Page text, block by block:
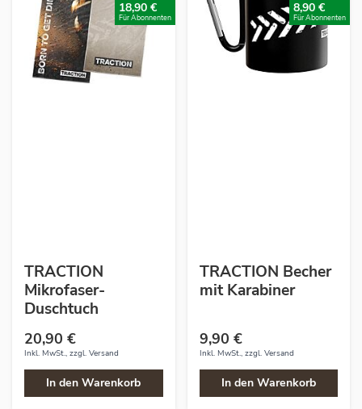
18,90 €
Für Abonnenten
TRACTION
Mikrofaser-
Duschtuch
20,90 €
Inkl. MwSt., zzgl. Versand
In den Warenkorb
8,90 €
Für Abonnenten
TRACTION Becher
mit Karabiner
9,90 €
Inkl. MwSt., zzgl. Versand
In den Warenkorb